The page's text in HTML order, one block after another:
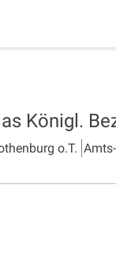
Königl.
o.T.